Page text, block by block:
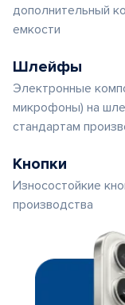
дополнительный
емкости
Шлейфы
Электронные
микрофоны) на
стандартам
Кнопки
Износостойкие
производства